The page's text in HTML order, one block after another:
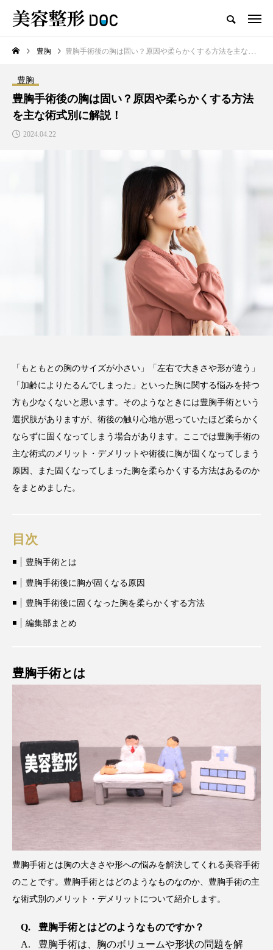
TOP ヒアルロン酸 婦人科形成
新着記事
豊胸 豊胸手術後の胸は固い？原因や柔らかくする方法を主な術式別に解説！
豊胸
豊胸手術後の胸は固い？原因や柔らかくする方法
を主な術式別に解説！
2024.04.22
「もともとの胸のサイズが小さい」「左右で大きさや形が違う」
「加齢によりたるんでしまった」といった胸に関する悩みを持つ
方も少なくないと思います。そのようなときには豊胸手術という
選択肢がありますが、術後の触り心地が思っていたほど柔らかく
ならずに固くなってしまう場合があります。ここでは豊胸手術の
主な術式のメリット・デメリットや術後に胸が固くなってしまう
原因、また固くなってしまった胸を柔らかくする方法はあるのか
をまとめました。
目次
豊胸手術とは
豊胸手術後に胸が固くなる原因
豊胸手術後に固くなった胸を柔らかくする方法
編集部まとめ
豊胸手術とは
豊胸手術とは胸の大きさや形への悩みを解決してくれる美容手術
のことです。豊胸手術とはどのようなものなのか、豊胸手術の主
な術式別のメリット・デメリットについて紹介します。
豊胸手術とはどのようなものですか？
豊胸手術は、胸のボリュームや形状の問題を解